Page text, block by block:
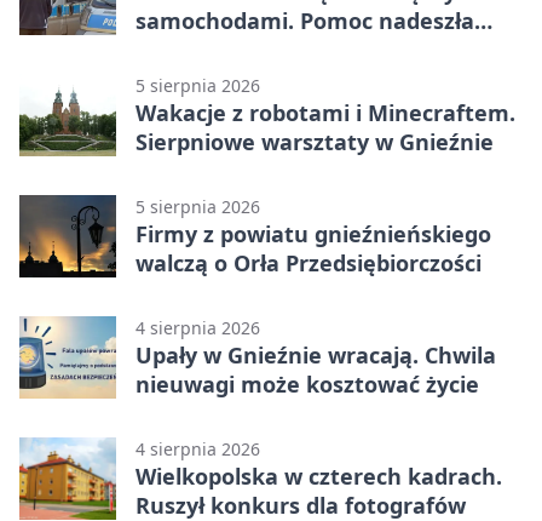
samochodami. Pomoc nadeszła
5 sierpnia 2026
Wakacje z robotami i Minecraftem.
Sierpniowe warsztaty w Gnieźnie
5 sierpnia 2026
Firmy z powiatu gnieźnieńskiego
walczą o Orła Przedsiębiorczości
4 sierpnia 2026
Upały w Gnieźnie wracają. Chwila
nieuwagi może kosztować życie
4 sierpnia 2026
Wielkopolska w czterech kadrach.
Ruszył konkurs dla fotografów